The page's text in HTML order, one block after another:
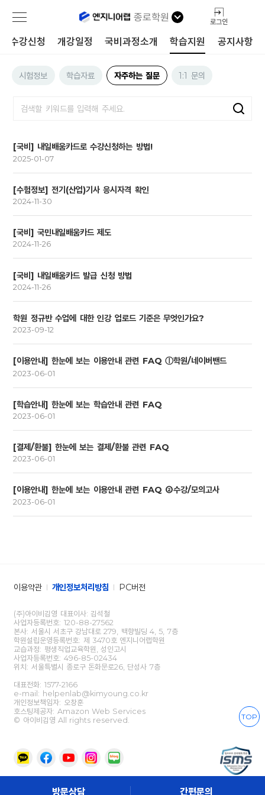
종로학원 로그인
수강신청 개강일정 국비과정소개 학습지원 공지사항
시험정보 학습자료 자주하는 질문 1:1 문의
TOP
방문상담 간편문의
[국비] 내일배움카드로 수강신청하는 방법!
2025-01-07
[수험정보] 전기(산업)기사 응시자격 확인
2024-11-30
[국비] 국민내일배움카드 제도
2024-11-26
[국비] 내일배움카드 발급 신청 방법
2024-11-26
학원 정규반 수업에 대한 인강 업로드 기준은 무엇인가요?
2023-09-12
[이용안내] 한눈에 보는 이용안내 관련 FAQ ⓛ학원/네이버밴드
2023-06-01
[학습안내] 한눈에 보는 학습안내 관련 FAQ
2023-06-01
[결제/환불] 한눈에 보는 결제/환불 관련 FAQ
2023-06-01
[이용안내] 한눈에 보는 이용안내 관련 FAQ ②수강/모의고사
2023-06-01
이용약관 개인정보처리방침 PC버전
(주)아이비김영 대표이사: 김석철
사업자등록번호: 120-88-27562
본사: 서울시 서초구 강남대로 279, 백향빌딩 4, 5, 7층
학원설립운영등록번호: 제 3470호 엔지니어랩학원
교습과정: 평생직업교육학원, 성인고시
사업자등록번호: 496-85-02434
위치: 서울특별시 종로구 돈화문로26, 단성사 7층
대표전화: 1577-2166
e-mail: helpenlab@kimyoung.co.kr
개인정보책임자: 오창훈
호스팅제공자: Amazon Web Services
© 아이비김영 All rights reserved.